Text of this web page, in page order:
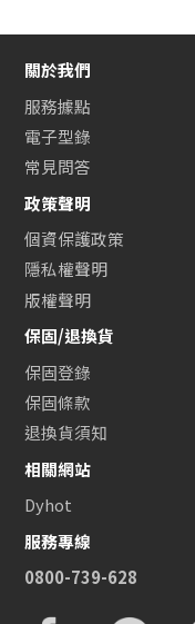
關於我們
服務據點
電子型錄
常見問答
政策聲明
個資保護政策
隱私權聲明
版權聲明
保固/退換貨
保固登錄
保固條款
退換貨須知
相關網站
Dyhot
服務專線
0800-739-628